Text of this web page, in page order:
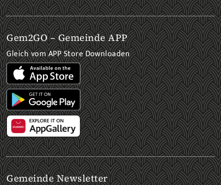
Gem2GO – Gemeinde APP
Gleich vom APP Store Downloaden
Gemeinde Newsletter